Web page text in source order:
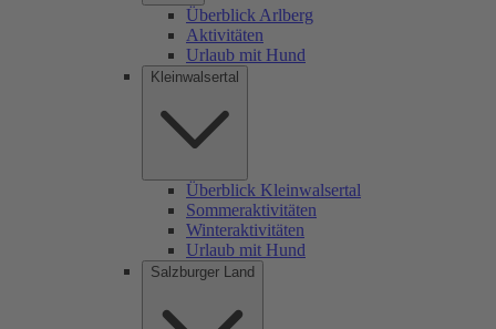
Überblick Arlberg
Aktivitäten
Urlaub mit Hund
Kleinwalsertal
Überblick Kleinwalsertal
Sommeraktivitäten
Winteraktivitäten
Urlaub mit Hund
Salzburger Land